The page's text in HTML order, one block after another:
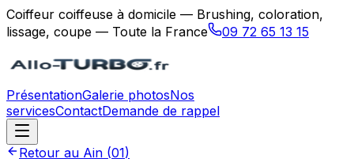
Coiffeur coiffeuse à domicile — Brushing, coloration,
lissage, coupe — Toute la France
09 72 65 13 15
PrésentationGalerie photosNos
servicesContactDemande de rappel
Retour au Ain (01)